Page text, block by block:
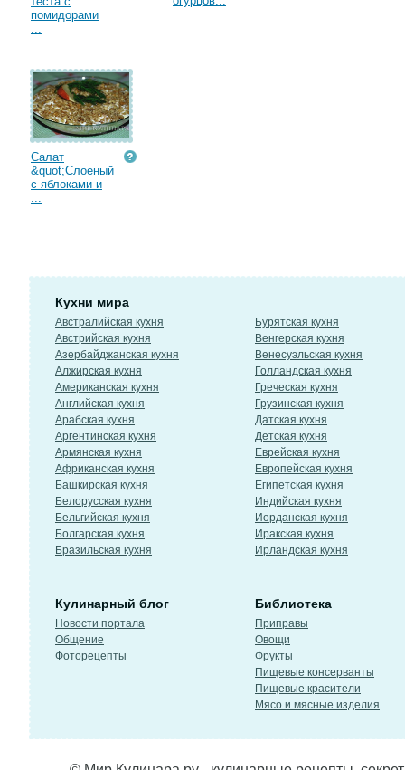
помидорами
...
Салат
&quot;Слоеный
с яблоками и
...
Кухни мира
Австралийская кухня
Австрийская кухня
Азербайджанская кухня
Алжирская кухня
Американская кухня
Английская кухня
Арабская кухня
Аргентинская кухня
Армянская кухня
Африканская кухня
Башкирская кухня
Белорусская кухня
Бельгийская кухня
Болгарская кухня
Бразильская кухня
Бурятская кухня
Венгерская кухня
Венесуэльская кухня
Голландская кухня
Греческая кухня
Грузинская кухня
Датская кухня
Детская кухня
Еврейская кухня
Европейская кухня
Египетская кухня
Индийская кухня
Иорданская кухня
Иракская кухня
Ирландская кухня
Кулинарный блог
Новости портала
Общение
Фоторецепты
Библиотека
Приправы
Овощи
Фрукты
Пищевые консерванты
Пищевые красители
Мясо и мясные изделия